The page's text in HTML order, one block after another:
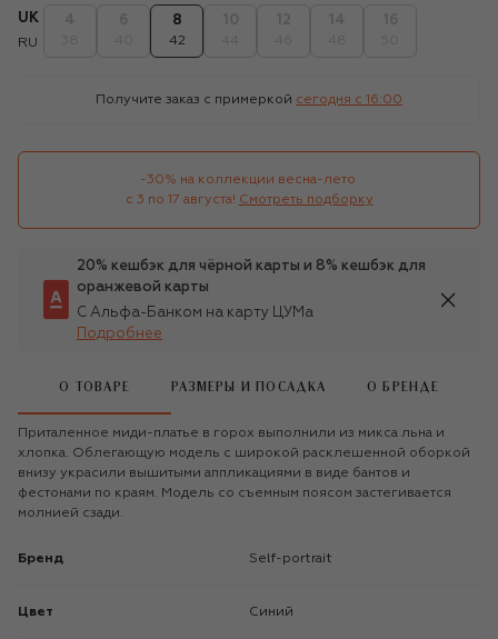
UK
RU
8
42
Получите заказ с примеркой сегодня c 16:00
-30% на коллекции весна-лето
с 3 по 17 августа! Смотреть подборку
20% кешбэк для чёрной карты и 8% кешбэк для
оранжевой карты
С Альфа-Банком на карту ЦУМа
Подробнее
О ТОВАРЕ РАЗМЕРЫ И ПОСАДКА О БРЕНДЕ
Приталенное миди-платье в горох выполнили из микса льна и
хлопка. Облегающую модель с широкой расклешенной оборкой
внизу украсили вышитыми аппликациями в виде бантов и
фестонами по краям. Модель со съемным поясом застегивается
молнией сзади.
Бренд self-portrait
Цвет Синий